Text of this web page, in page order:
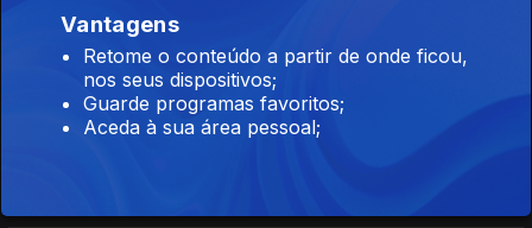
Irene Lisboa
Vantagens
Retome o conteúdo a partir de onde ficou,
nos seus dispositivos;
Guarde programas favoritos;
Aceda à sua área pessoal;